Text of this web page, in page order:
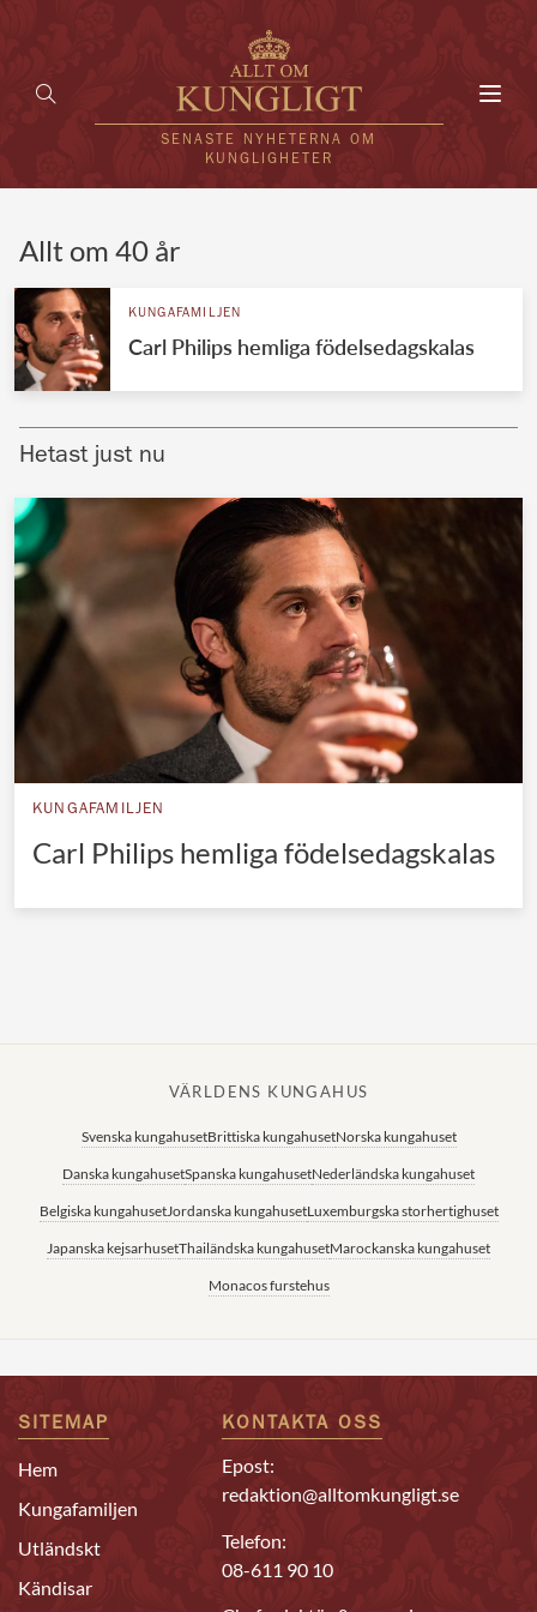
SENASTE NYHETERNA OM
KUNGLIGHETER
UTLÄNDSKT
VÄRLDENS KUNGAHUS
Brittiska kungahuset
Norska kungahuset
Danska kungahuset
Spanska kungahuset
Nederländska kungahuset
Belgiska kungahuset
Jordanska kungahuset
Japanska kejsarhuset
Thailändska kungahuset
REDAKTION
Allt om 40 år
KUNGAFAMILJEN
Carl Philips hemliga födelsedagskalas
Hetast just nu
KUNGAFAMILJEN
Carl Philips hemliga födelsedagskalas
VÄRLDENS KUNGAHUS
Svenska kungahusetBrittiska kungahusetNorska kungahuset
Danska kungahusetSpanska kungahusetNederländska kungahuset
Belgiska kungahusetJordanska kungahusetLuxemburgska storhertighuset
Japanska kejsarhusetThailändska kungahusetMarockanska kungahuset
Monacos furstehus
SITEMAP
Hem
Kungafamiljen
Utländskt
Kändisar
KONTAKTA OSS
Epost:
redaktion@alltomkungligt.se
Telefon:
08-611 90 10